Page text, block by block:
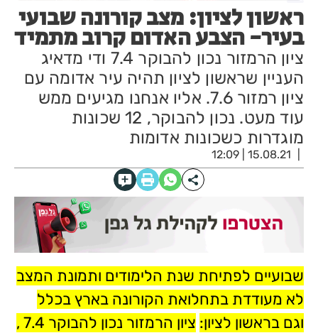
ראשון לציון: מצב קורונה שבועי
בעיר- הצבע האדום קרוב מתמיד
ציון הרמזור נכון להבוקר 7.4 ודי מדאיג
העניין שראשון לציון תהיה עיר אדומה עם
ציון רמזור 7.6. אליו אנחנו מגיעים ממש
עוד מעט. נכון להבוקר, 12 שכונות
מוגדרות כשכונות אדומות
15.08.21 | 12:09
שבועיים לפתיחת שנת הלימודים ותמונת המצב
לא מעודדת בתחלואת הקורונה בארץ בכלל
וגם בראשון לציון:
ציון הרמזור נכון להבוקר 7.4 ,